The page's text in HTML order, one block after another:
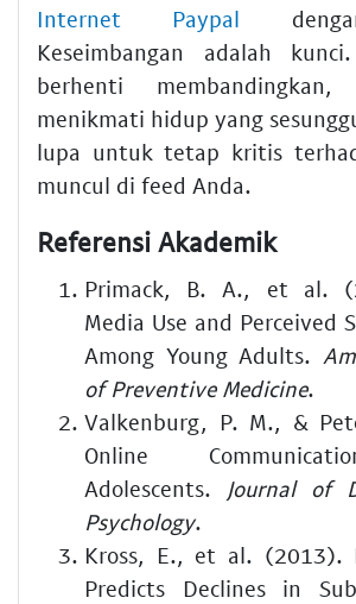
Internet Paypal
Keseimbangan adalah
berhenti
menikmati hidup yang
lupa untuk tetap kritis
muncul di feed Anda.
Referensi Akademik
Primack, B. A., et al.
Media Use and Perceived
Among Young Adults.
of Preventive Medicine.
Valkenburg, P. M., &
Online
Adolescents. Journal of
Psychology.
Kross, E., et al. (2013).
Predicts Declines in